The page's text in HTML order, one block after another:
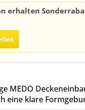
erhalten
MEDO
eine klare